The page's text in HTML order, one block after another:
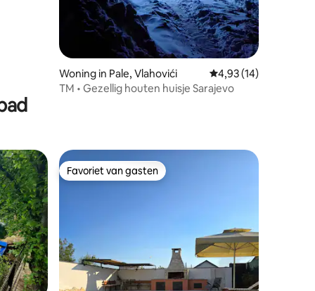
Woning in Pale, Vlahovići Gemiddelde
4,93 (14)
TM • Gezellig houten huisje Sarajevo
Favoriet van gasten
Favoriet van gasten